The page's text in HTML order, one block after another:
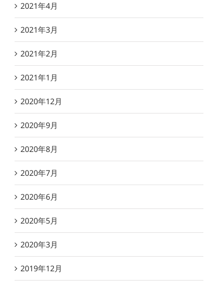
2021年4月
2021年3月
2021年2月
2021年1月
2020年12月
2020年9月
2020年8月
2020年7月
2020年6月
2020年5月
2020年3月
2019年12月